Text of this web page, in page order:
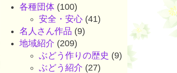
各種団体(100)
安全・安心(41)
名人さん作品 (9)
地域紹介 (209)
ぶどう作りの歴史 (9)
ぶどう紹介 (27)